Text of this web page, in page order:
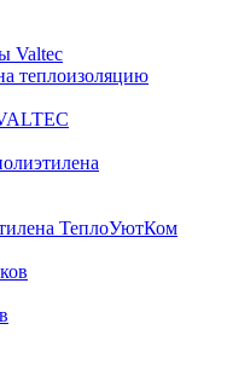
Valtec
теплоизоляцию
ТеплоУютКом